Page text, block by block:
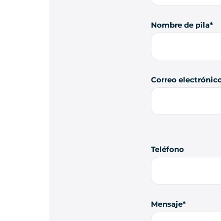
Nombre de pila
Correo
Teléfono
Mensaje